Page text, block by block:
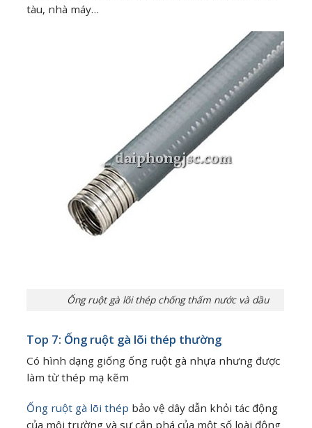
tàu, nhà máy…
Ống ruột gà lõi thép chống thấm nước và dầu
Top 7: Ống ruột gà lõi thép thường
Có hình dạng giống ống ruột gà nhựa nhưng được
làm từ thép mạ kẽm
Ống ruột gà lõi thép bảo vệ dây dẫn khỏi tác động
của môi trường và sự cắn phá của một số loài động